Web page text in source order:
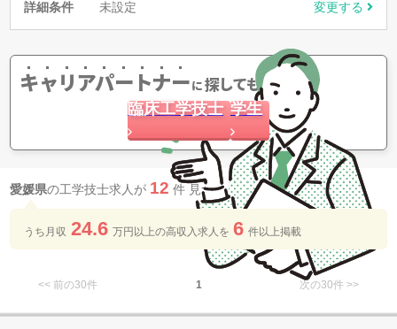
詳細条件 未設定 変更する
キャリアパートナーに探してもらう
臨床工学技士 学生
愛媛県の工学技士求人が 12 件 見つかりました
うち月収 24.6 万円以上の​高収入求人を​ 6 件以上​掲載
<< 前の30件 1 次の30件 >>